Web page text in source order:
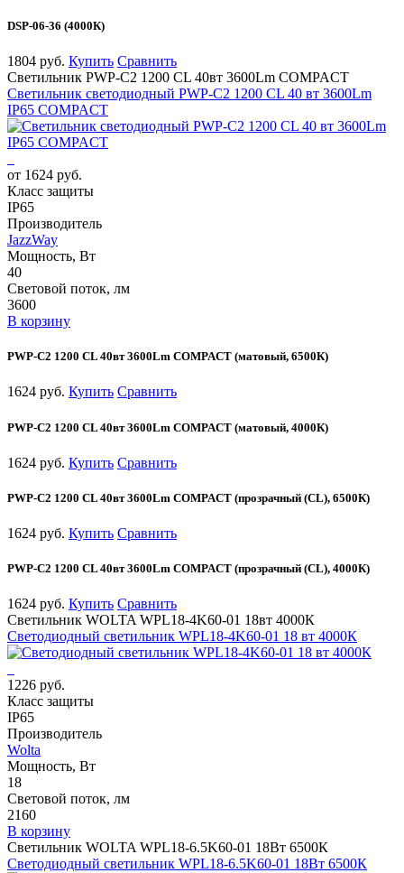
DSP-06-36 (4000К)
1804 руб. Купить Сравнить
Светильник PWP-С2 1200 CL 40вт 3600Lm COMPACT
Светильник светодиодный PWP-С2 1200 CL 40 вт 3600Lm
IP65 COMPACT
от 1624 руб.
Класс защиты
IP65
Производитель
JazzWay
Мощность, Вт
40
Световой поток, лм
3600
В корзину
PWP-С2 1200 CL 40вт 3600Lm COMPACT (матовый, 6500К)
1624 руб. Купить Сравнить
PWP-С2 1200 CL 40вт 3600Lm COMPACT (матовый, 4000К)
1624 руб. Купить Сравнить
PWP-С2 1200 CL 40вт 3600Lm COMPACT (прозрачный (CL), 6500К)
1624 руб. Купить Сравнить
PWP-С2 1200 CL 40вт 3600Lm COMPACT (прозрачный (CL), 4000К)
1624 руб. Купить Сравнить
Светильник WOLTA WPL18-4K60-01 18вт 4000К
Светодиодный светильник WPL18-4K60-01 18 вт 4000К
1226 руб.
Класс защиты
IP65
Производитель
Wolta
Мощность, Вт
18
Световой поток, лм
2160
В корзину
Светильник WOLTA WPL18-6.5K60-01 18Вт 6500К
Светодиодный светильник WPL18-6.5K60-01 18Вт 6500К